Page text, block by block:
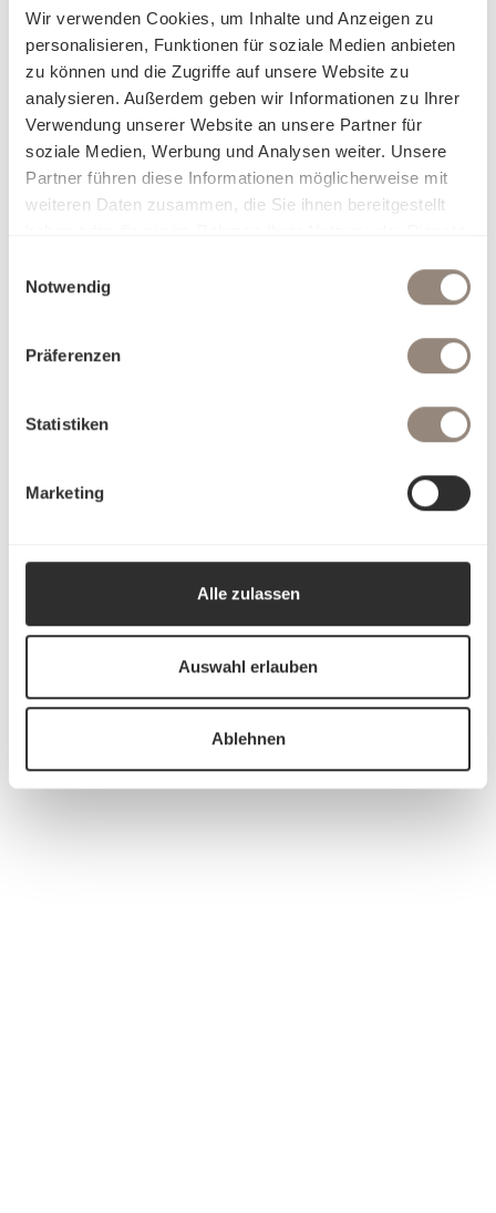
Wir verwenden Cookies, um Inhalte und Anzeigen zu
personalisieren, Funktionen für soziale Medien anbieten
zu können und die Zugriffe auf unsere Website zu
analysieren. Außerdem geben wir Informationen zu Ihrer
Verwendung unserer Website an unsere Partner für
soziale Medien, Werbung und Analysen weiter. Unsere
Partner führen diese Informationen möglicherweise mit
weiteren Daten zusammen, die Sie ihnen bereitgestellt
Notwendig
Präferenzen
Statistiken
Marketing
Alle zulassen
Auswahl erlauben
Ablehnen